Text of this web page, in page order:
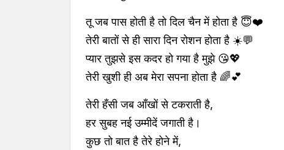
तू जब पास होती है तो दिल चैन में होता है 😇❤️
तेरी बातों से ही सारा दिन रोशन होता है ☀️💬
प्यार तुझसे इस कदर हो गया है मुझे 😘💖
तेरी खुशी ही अब मेरा सपना होता है 🌈💕
तेरी हँसी जब आँखों से टकराती है,
हर सुबह नई उम्मीदें जगाती है।
कुछ तो बात है तेरे होने में,